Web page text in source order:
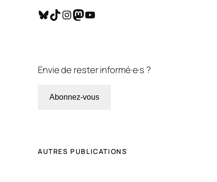
Bluesky TikTok InstagramMastodon YouTube
Envie de rester informé·e·s ?
Abonnez-vous
AUTRES PUBLICATIONS